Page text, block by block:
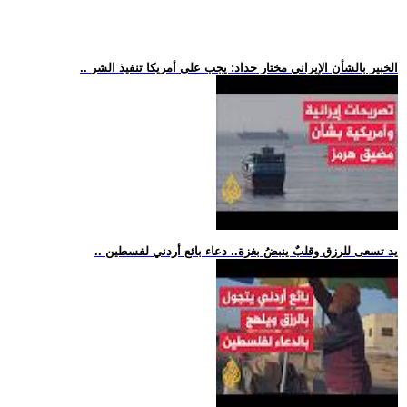
.. الخبير بالشأن الإيراني مختار حداد: يجب على أمريكا تنفيذ الشر
.. يد تسعى للرزق وقلبٌ ينبضُ بغزة.. دعاء بائع أردني لفسطين